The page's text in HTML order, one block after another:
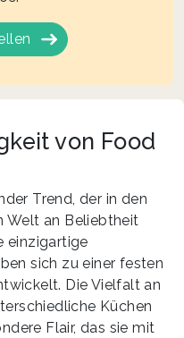
von Food
Trend, der in den
Welt an Beliebtheit
einzigartige
sich zu einer festen
Die Vielfalt an
Küchen
Flair, das sie mit